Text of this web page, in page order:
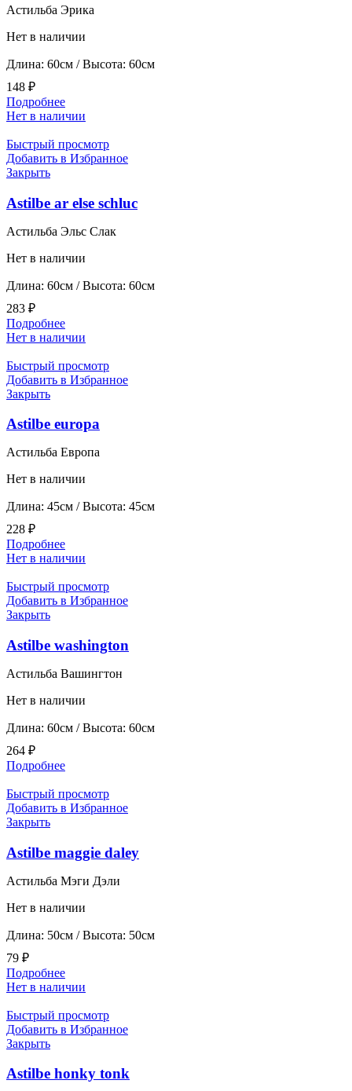
Астильба Эрика
Нет в наличии
Длина: 60см / Высота: 60см
148 ₽
Подробнее
Нет в наличии
Быстрый просмотр
Добавить в Избранное
Закрыть
Astilbe ar else schluc
Астильба Эльс Слак
Нет в наличии
Длина: 60см / Высота: 60см
283 ₽
Подробнее
Нет в наличии
Быстрый просмотр
Добавить в Избранное
Закрыть
Astilbe europa
Астильба Европа
Нет в наличии
Длина: 45см / Высота: 45см
228 ₽
Подробнее
Нет в наличии
Быстрый просмотр
Добавить в Избранное
Закрыть
Astilbe washington
Астильба Вашингтон
Нет в наличии
Длина: 60см / Высота: 60см
264 ₽
Подробнее
Быстрый просмотр
Добавить в Избранное
Закрыть
Astilbe maggie daley
Астильба Мэги Дэли
Нет в наличии
Длина: 50см / Высота: 50см
79 ₽
Подробнее
Нет в наличии
Быстрый просмотр
Добавить в Избранное
Закрыть
Astilbe honky tonk